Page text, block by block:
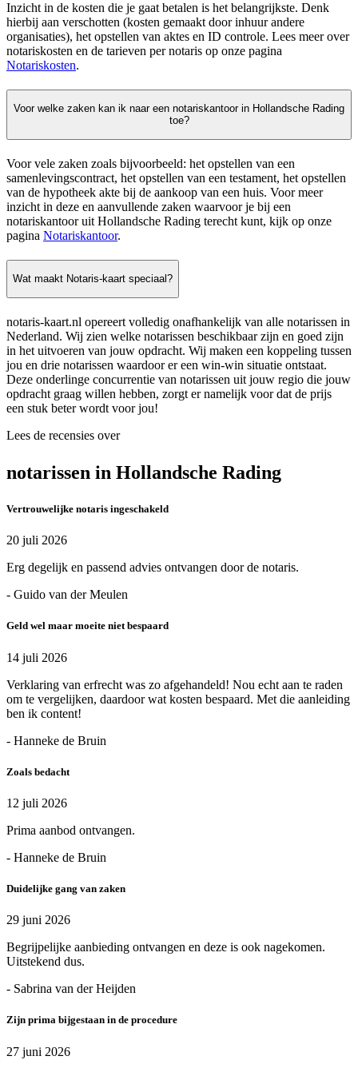
Inzicht in de kosten die je gaat betalen is het belangrijkste. Denk
hierbij aan verschotten (kosten gemaakt door inhuur andere
organisaties), het opstellen van aktes en ID controle. Lees meer over
notariskosten en de tarieven per notaris op onze pagina
Notariskosten.
Voor welke zaken kan ik naar een notariskantoor in Hollandsche Rading
toe?
Voor vele zaken zoals bijvoorbeeld: het opstellen van een
samenlevingscontract, het opstellen van een testament, het opstellen
van de hypotheek akte bij de aankoop van een huis. Voor meer
inzicht in deze en aanvullende zaken waarvoor je bij een
notariskantoor uit Hollandsche Rading terecht kunt, kijk op onze
pagina Notariskantoor.
Wat maakt Notaris-kaart speciaal?
notaris-kaart.nl opereert volledig onafhankelijk van alle notarissen in
Nederland. Wij zien welke notarissen beschikbaar zijn en goed zijn
in het uitvoeren van jouw opdracht. Wij maken een koppeling tussen
jou en drie notarissen waardoor er een win-win situatie ontstaat.
Deze onderlinge concurrentie van notarissen uit jouw regio die jouw
opdracht graag willen hebben, zorgt er namelijk voor dat de prijs
een stuk beter wordt voor jou!
Lees de recensies over
notarissen in Hollandsche Rading
Vertrouwelijke notaris ingeschakeld
20 juli 2026
Erg degelijk en passend advies ontvangen door de notaris.
- Guido van der Meulen
Geld wel maar moeite niet bespaard
14 juli 2026
Verklaring van erfrecht was zo afgehandeld! Nou echt aan te raden
om te vergelijken, daardoor wat kosten bespaard. Met die aanleiding
ben ik content!
- Hanneke de Bruin
Zoals bedacht
12 juli 2026
Prima aanbod ontvangen.
- Hanneke de Bruin
Duidelijke gang van zaken
29 juni 2026
Begrijpelijke aanbieding ontvangen en deze is ook nagekomen.
Uitstekend dus.
- Sabrina van der Heijden
Zijn prima bijgestaan in de procedure
27 juni 2026